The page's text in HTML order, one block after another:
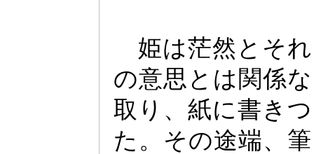
姫は茫然とそ
の意思とは関係
取り、紙に書き
た。その途端、